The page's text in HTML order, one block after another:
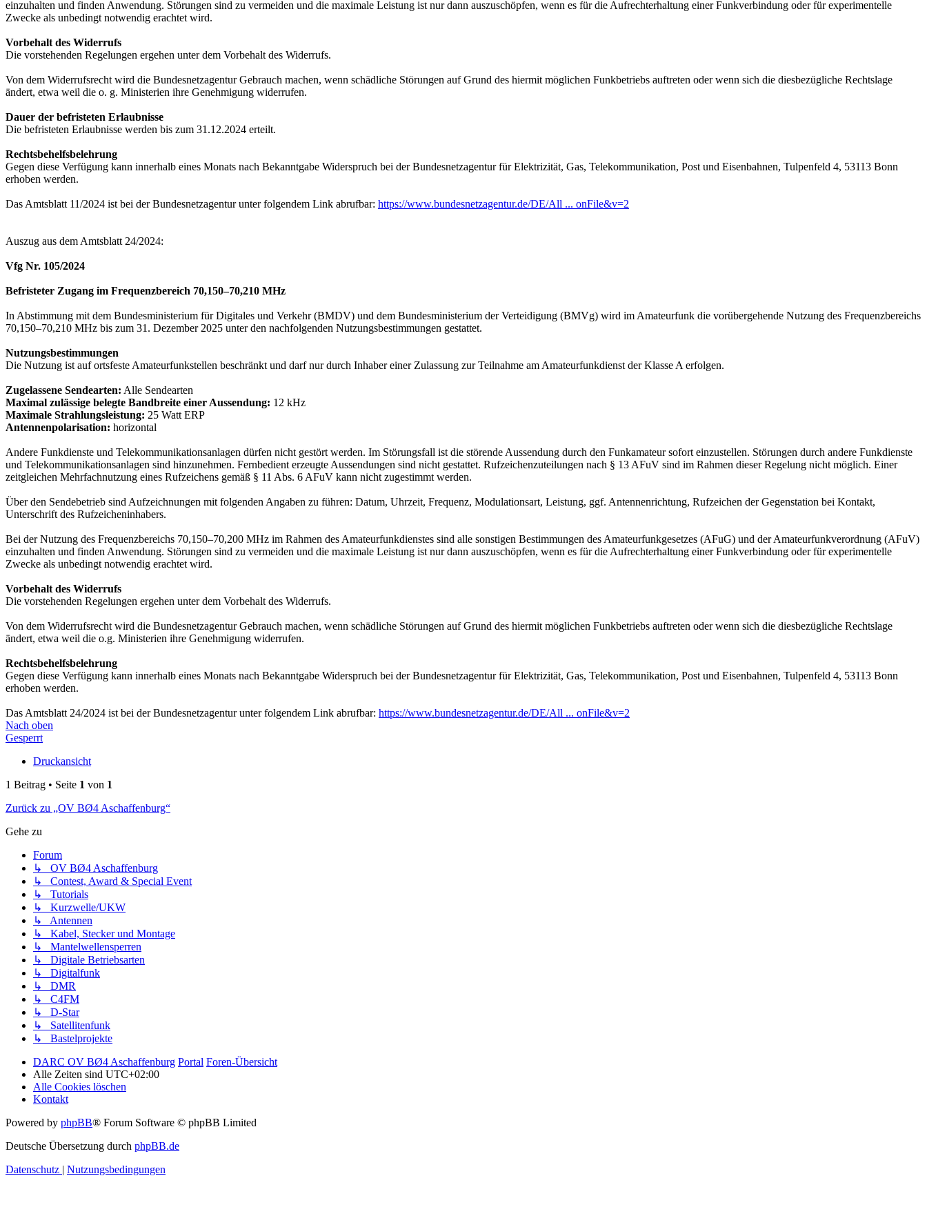
einzuhalten und finden Anwendung. Störungen sind zu vermeiden und die maximale Leistung ist nur dann auszuschöpfen, wenn es für die Aufrechterhaltung einer Funkverbindung oder für experimentelle
Zwecke als unbedingt notwendig erachtet wird.
Vorbehalt des Widerrufs
Die vorstehenden Regelungen ergehen unter dem Vorbehalt des Widerrufs.
Von dem Widerrufsrecht wird die Bundesnetzagentur Gebrauch machen, wenn schädliche Störungen auf Grund des hiermit möglichen Funkbetriebs auftreten oder wenn sich die diesbezügliche Rechtslage
ändert, etwa weil die o. g. Ministerien ihre Genehmigung widerrufen.
Dauer der befristeten Erlaubnisse
Die befristeten Erlaubnisse werden bis zum 31.12.2024 erteilt.
Rechtsbehelfsbelehrung
Gegen diese Verfügung kann innerhalb eines Monats nach Bekanntgabe Widerspruch bei der Bundesnetzagentur für Elektrizität, Gas, Telekommunikation, Post und Eisenbahnen, Tulpenfeld 4, 53113 Bonn
erhoben werden.
Das Amtsblatt 11/2024 ist bei der Bundesnetzagentur unter folgendem Link abrufbar: https://www.bundesnetzagentur.de/DE/All ... onFile&v=2
Auszug aus dem Amtsblatt 24/2024:
Vfg Nr. 105/2024
Befristeter Zugang im Frequenzbereich 70,150–70,210 MHz
In Abstimmung mit dem Bundesministerium für Digitales und Verkehr (BMDV) und dem Bundesministerium der Verteidigung (BMVg) wird im Amateurfunk die vorübergehende Nutzung des Frequenzbereichs
70,150–70,210 MHz bis zum 31. Dezember 2025 unter den nachfolgenden Nutzungsbestimmungen gestattet.
Nutzungsbestimmungen
Die Nutzung ist auf ortsfeste Amateurfunkstellen beschränkt und darf nur durch Inhaber einer Zulassung zur Teilnahme am Amateurfunkdienst der Klasse A erfolgen.
Zugelassene Sendearten: Alle Sendearten
Maximal zulässige belegte Bandbreite einer Aussendung: 12 kHz
Maximale Strahlungsleistung: 25 Watt ERP
Antennenpolarisation: horizontal
Andere Funkdienste und Telekommunikationsanlagen dürfen nicht gestört werden. Im Störungsfall ist die störende Aussendung durch den Funkamateur sofort einzustellen. Störungen durch andere Funkdienste
und Telekommunikationsanlagen sind hinzunehmen. Fernbedient erzeugte Aussendungen sind nicht gestattet. Rufzeichenzuteilungen nach § 13 AFuV sind im Rahmen dieser Regelung nicht möglich. Einer
zeitgleichen Mehrfachnutzung eines Rufzeichens gemäß § 11 Abs. 6 AFuV kann nicht zugestimmt werden.
Über den Sendebetrieb sind Aufzeichnungen mit folgenden Angaben zu führen: Datum, Uhrzeit, Frequenz, Modulationsart, Leistung, ggf. Antennenrichtung, Rufzeichen der Gegenstation bei Kontakt,
Unterschrift des Rufzeicheninhabers.
Bei der Nutzung des Frequenzbereichs 70,150–70,200 MHz im Rahmen des Amateurfunkdienstes sind alle sonstigen Bestimmungen des Amateurfunkgesetzes (AFuG) und der Amateurfunkverordnung (AFuV)
einzuhalten und finden Anwendung. Störungen sind zu vermeiden und die maximale Leistung ist nur dann auszuschöpfen, wenn es für die Aufrechterhaltung einer Funkverbindung oder für experimentelle
Zwecke als unbedingt notwendig erachtet wird.
Vorbehalt des Widerrufs
Die vorstehenden Regelungen ergehen unter dem Vorbehalt des Widerrufs.
Von dem Widerrufsrecht wird die Bundesnetzagentur Gebrauch machen, wenn schädliche Störungen auf Grund des hiermit möglichen Funkbetriebs auftreten oder wenn sich die diesbezügliche Rechtslage
ändert, etwa weil die o.g. Ministerien ihre Genehmigung widerrufen.
Rechtsbehelfsbelehrung
Gegen diese Verfügung kann innerhalb eines Monats nach Bekanntgabe Widerspruch bei der Bundesnetzagentur für Elektrizität, Gas, Telekommunikation, Post und Eisenbahnen, Tulpenfeld 4, 53113 Bonn
erhoben werden.
Das Amtsblatt 24/2024 ist bei der Bundesnetzagentur unter folgendem Link abrufbar: https://www.bundesnetzagentur.de/DE/All ... onFile&v=2
Nach oben
Gesperrt
Druckansicht
1 Beitrag • Seite 1 von 1
Zurück zu „OV BØ4 Aschaffenburg“
Gehe zu
Forum
↳ OV BØ4 Aschaffenburg
↳ Contest, Award & Special Event
↳ Tutorials
↳ Kurzwelle/UKW
↳ Antennen
↳ Kabel, Stecker und Montage
↳ Mantelwellensperren
↳ Digitale Betriebsarten
↳ Digitalfunk
↳ DMR
↳ C4FM
↳ D-Star
↳ Satellitenfunk
↳ Bastelprojekte
DARC OV BØ4 Aschaffenburg Portal Foren-Übersicht
Alle Zeiten sind UTC+02:00
Alle Cookies löschen
Kontakt
Powered by phpBB® Forum Software © phpBB Limited
Deutsche Übersetzung durch phpBB.de
Datenschutz | Nutzungsbedingungen